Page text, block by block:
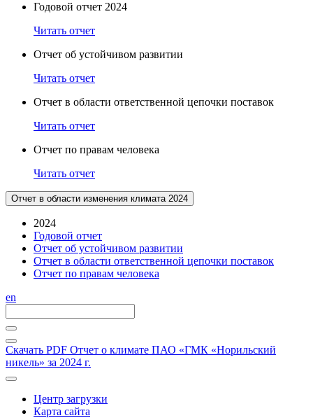
Годовой отчет 2024
Читать отчет
Отчет об устойчивом развитии
Читать отчет
Отчет в области ответственной цепочки поставок
Читать отчет
Отчет по правам человека
Читать отчет
Отчет в области изменения климата 2024
2024
Годовой отчет
Отчет об устойчивом развитии
Отчет в области ответственной цепочки поставок
Отчет по правам человека
en
Скачать PDF Отчет о климате ПАО «ГМК «Норильский
никель» за 2024 г.
Центр загрузки
Карта сайта